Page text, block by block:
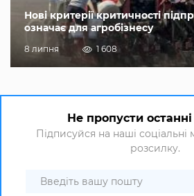
Нові критерії критичності
означає для агробізнесу
8 липня 1 608
Не пропусти
Підписуйся на наші
розсилку.